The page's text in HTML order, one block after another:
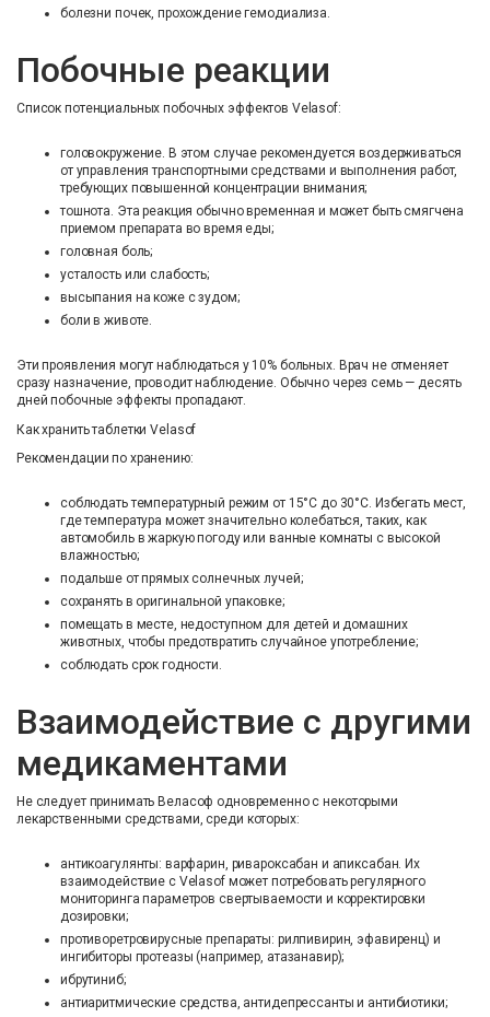
болезни почек, прохождение гемодиализа.
Побочные реакции
Список потенциальных побочных эффектов Velasof:
головокружение. В этом случае рекомендуется воздерживаться
от управления транспортными средствами и выполнения работ,
требующих повышенной концентрации внимания;
тошнота. Эта реакция обычно временная и может быть смягчена
приемом препарата во время еды;
головная боль;
усталость или слабость;
высыпания на коже с зудом;
боли в животе.
Эти проявления могут наблюдаться у 10% больных. Врач не отменяет
сразу назначение, проводит наблюдение. Обычно через семь — десять
дней побочные эффекты пропадают.
Как хранить таблетки Velasof
Рекомендации по хранению:
соблюдать температурный режим от 15°C до 30°C. Избегать мест,
где температура может значительно колебаться, таких, как
автомобиль в жаркую погоду или ванные комнаты с высокой
влажностью;
подальше от прямых солнечных лучей;
сохранять в оригинальной упаковке;
помещать в месте, недоступном для детей и домашних
животных, чтобы предотвратить случайное употребление;
соблюдать срок годности.
Взаимодействие с другими
медикаментами
Не следует принимать Веласоф одновременно с некоторыми
лекарственными средствами, среди которых:
антикоагулянты: варфарин, ривароксабан и апиксабан. Их
взаимодействие с Velasof может потребовать регулярного
мониторинга параметров свертываемости и корректировки
дозировки;
противоретровирусные препараты: рилпивирин, эфавиренц) и
ингибиторы протеазы (например, атазанавир);
ибрутиниб;
антиаритмические средства, антидепрессанты и антибиотики;